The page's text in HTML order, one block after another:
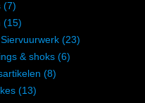
(7)
(15)
(23)
& shoks (6)
(8)
(13)